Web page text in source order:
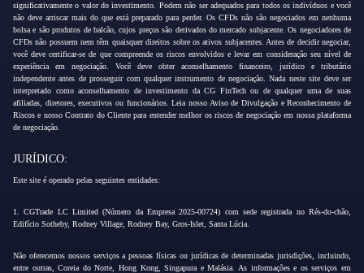
significativamente o valor do investimento. Podem não ser adequados para todos os indivíduos e você
não deve arriscar mais do que está preparado para perder. Os CFDs não são negociados em nenhuma
bolsa e são produtos de balcão, cujos preços são derivados do mercado subjacente. Os negociadores de
CFDs não possuem nem têm quaisquer direitos sobre os ativos subjacentes. Antes de decidir negociar,
você deve certificar-se de que compreende os riscos envolvidos e levar em consideração seu nível de
experiência em negociação. Você deve obter aconselhamento financeiro, jurídico e tributário
independente antes de prosseguir com qualquer instrumento de negociação. Nada neste site deve ser
interpretado como aconselhamento de investimento da CG FinTech ou de qualquer uma de suas
afiliadas, diretores, executivos ou funcionários. Leia nosso Aviso de Divulgação e Reconhecimento de
Riscos e nosso Contrato do Cliente para entender melhor os riscos de negociação em nossa plataforma
de negociação.
JURÍDICO:
Este site é operado pelas seguintes entidades:
1. CGTrade LC Limited (Número da Empresa 2025-00724) com sede registrada no Rés-do-chão,
Edifício Sotheby, Rodney Village, Rodney Bay, Gros-Islet, Santa Lúcia.
Não oferecemos nossos serviços a pessoas físicas ou jurídicas de determinadas jurisdições, incluindo,
entre outras, Coreia do Norte, Hong Kong, Singapura e Malásia. As informações e os serviços em